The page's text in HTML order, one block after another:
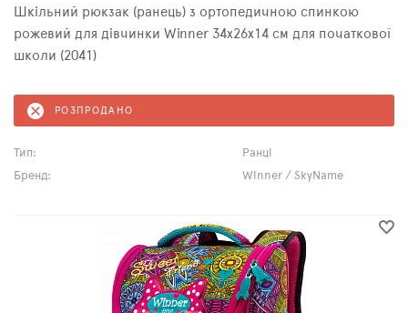
Шкільний рюкзак (ранець) з ортопедичною спинкою
рожевий для дівчинки Winner 34х26х14 см для початкової
школи (2041)
РОЗПРОДАНО
Тип:
Ранці
Бренд:
Winner / SkyName